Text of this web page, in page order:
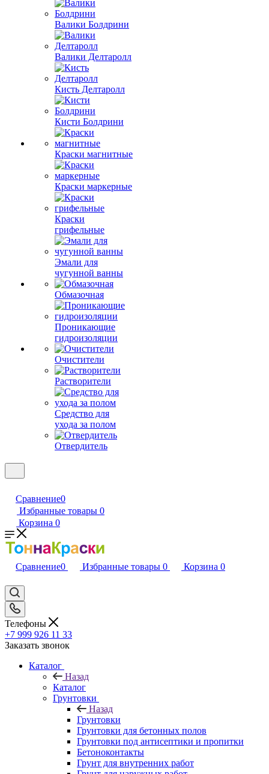
Валики Болдрини
Валики Делтаролл
Кисть Делтаролл
Кисти Болдрини
Краски магнитные
Краски маркерные
Краски
грифельные
Эмали для
чугунной ванны
Обмазочная
Проникающие
гидроизоляции
Очистители
Растворители
Средство для
ухода за полом
Отвердитель
Сравнение0
Избранные товары 0
Корзина 0
Сравнение0 Избранные товары 0 Корзина 0
Телефоны
+7 999 926 11 33
Заказать звонок
Каталог
Назад
Каталог
Грунтовки
Назад
Грунтовки
Грунтовки для бетонных полов
Грунтовки под антисептики и пропитки
Бетоноконтакты
Грунт для внутренних работ